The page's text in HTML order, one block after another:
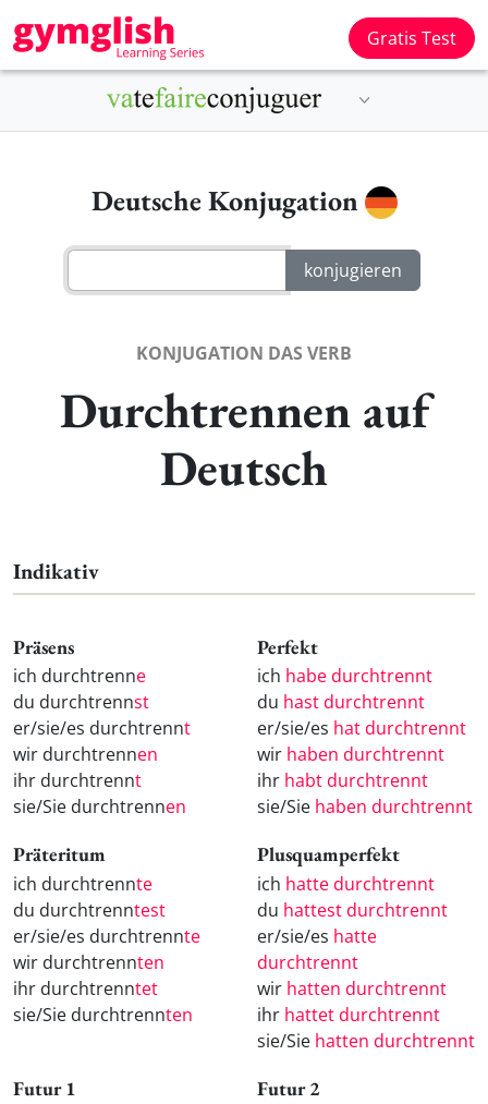
Gratis Test
Deutsche Konjugation
KONJUGATION DAS VERB
Durchtrennen auf
Deutsch
Indikativ
Präsens
ich durchtrenne
du durchtrennst
er/sie/es durchtrennt
wir durchtrennen
ihr durchtrennt
sie/Sie durchtrennen
Perfekt
ich habe durchtrennt
du hast durchtrennt
er/sie/es hat durchtrennt
wir haben durchtrennt
ihr habt durchtrennt
sie/Sie haben durchtrennt
Präteritum
ich durchtrennte
du durchtrenntest
er/sie/es durchtrennte
wir durchtrennten
ihr durchtrenntet
sie/Sie durchtrennten
Plusquamperfekt
ich hatte durchtrennt
du hattest durchtrennt
er/sie/es hatte
durchtrennt
wir hatten durchtrennt
ihr hattet durchtrennt
sie/Sie hatten durchtrennt
Futur 1 Futur 2